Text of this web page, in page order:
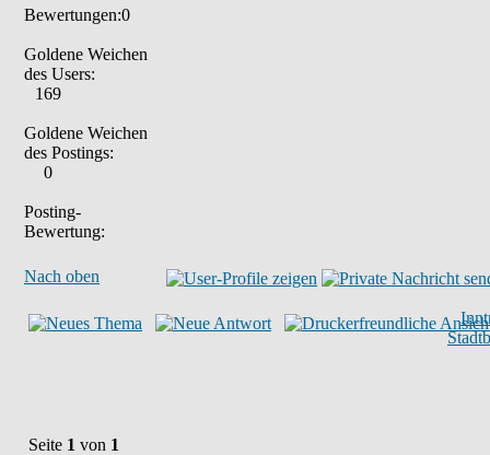
Bewertungen:0
Goldene Weichen
des Users:
169
Goldene Weichen
des Postings:
0
Posting-
Bewertung:
Nach oben
Seite 1 von 1